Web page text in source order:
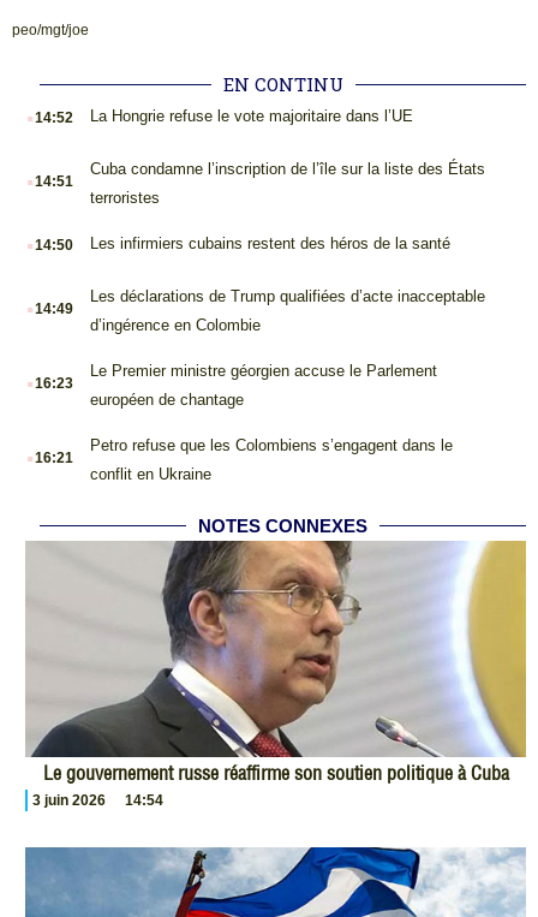
peo/mgt/joe
EN CONTINU
.14:52 La Hongrie refuse le vote majoritaire dans l’UE
.14:51
Cuba condamne l’inscription de l’île sur la liste des États
terroristes
.14:50 Les infirmiers cubains restent des héros de la santé
.14:49
Les déclarations de Trump qualifiées d’acte inacceptable
d’ingérence en Colombie
.16:23
Le Premier ministre géorgien accuse le Parlement
européen de chantage
.16:21
Petro refuse que les Colombiens s’engagent dans le
conflit en Ukraine
NOTES CONNEXES
Le gouvernement russe réaffirme son soutien politique à Cuba
3 juin 2026 14:54